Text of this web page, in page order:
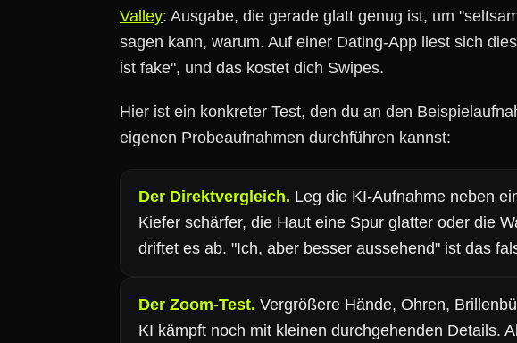
Valley: Ausgabe, die gerade glatt genug ist, um
sagen kann, warum. Auf einer Dating-App liest sich
ist fake", und das kostet dich Swipes.
Hier ist ein konkreter Test, den du an den
eigenen Probeaufnahmen durchführen kannst:
Der Direktvergleich. Leg die KI-Aufnahme neben
Kiefer schärfer, die Haut eine Spur glatter oder die
driftet es ab. "Ich, aber besser aussehend" ist das
Der Zoom-Test. Vergrößere Hände, Ohren,
KI kämpft noch mit kleinen durchgehenden Details.